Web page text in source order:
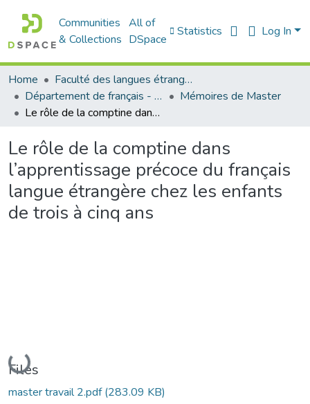
Communities
& Collections
All of
DSpace
Statistics Log In
Home
Faculté des langues étrangères
Département de français - قسم اللغة الفرنسية
Mémoires de Master
Le rôle de la comptine dans l’apprentissage précoce du français langue étrangère chez les enfants de trois à cinq ans
Le rôle de la comptine dans
l’apprentissage précoce du français
langue étrangère chez les enfants
de trois à cinq ans
Loading...
Files
master travail 2.pdf(283.09 KB)